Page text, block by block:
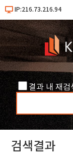
IP:216.73.216.94
결과 내 재검
검색결과